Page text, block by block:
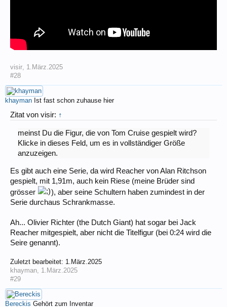
visir, 1.März.2025
#28
khayman Ist fast schon zuhause hier
Zitat von visir: ↑
meinst Du die Figur, die von Tom Cruise gespielt wird?
Klicke in dieses Feld, um es in vollständiger Größe
anzuzeigen.
Es gibt auch eine Serie, da wird Reacher von Alan Ritchson
gespielt, mit 1,91m, auch kein Riese (meine Brüder sind
grösser
), aber seine Schultern haben zumindest in der
Serie durchaus Schrankmasse.
Ah... Olivier Richter (the Dutch Giant) hat sogar bei Jack
Reacher mitgespielt, aber nicht die Titelfigur (bei 0:24 wird die
Seire genannt).
Zuletzt bearbeitet: 1.März.2025
khayman 1.März.2025
#29
Bereckis Gehört zum Inventar